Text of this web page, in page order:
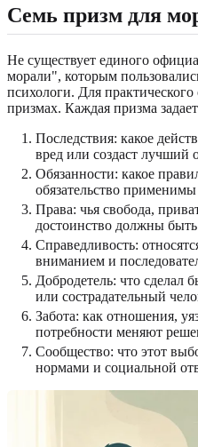
Семь призм для
Не существует единого
морали", которым
психологи. Для
призмах. Каждая призма
Последствия: какое
вред или создаст лучший
Обязанности: какое
обязательство применимы
Права: чья свобода,
достоинство должны
Справедливость:
вниманием и
Добродетель: что
или сострадательный
Забота: как отношения,
потребности меняют
Сообщество: что этот
нормами и социальной